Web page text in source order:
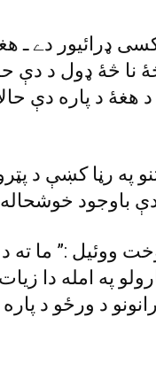
ياسين ټيکسى ډرائيور
نا څۀ ډول د دې
هغۀ د پاره دې
په رڼا کښې د
باوجود خوشحاله
وخت ووئيل :” ما
په امله دا
د ورځو د